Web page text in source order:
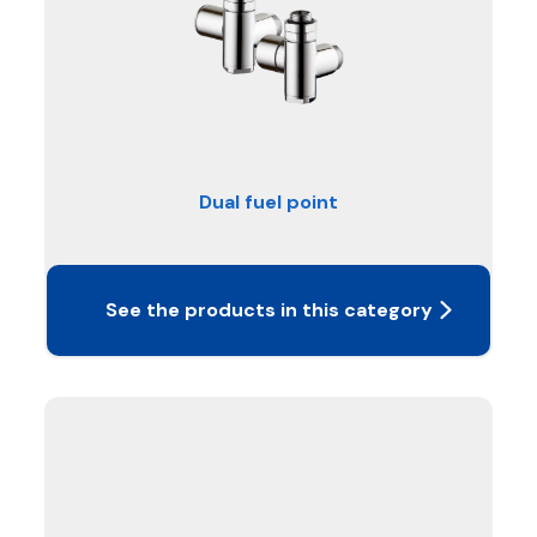
Dual fuel point
See the products in this category